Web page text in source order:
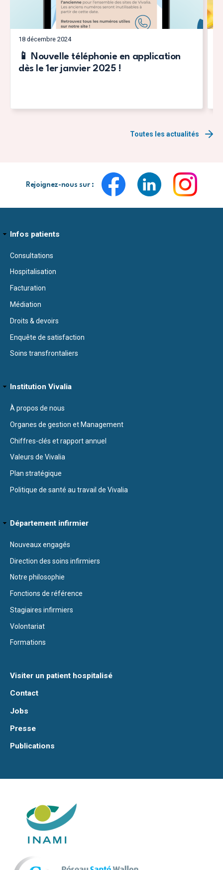
18 décembre 2024
📱 Nouvelle téléphonie en application
dès le 1er janvier 2025 !
Toutes les actualités
Rejoignez-nous sur :
Infos patients
Consultations
Hospitalisation
Facturation
Médiation
Droits & devoirs
Enquête de satisfaction
Soins transfrontaliers
Institution Vivalia
À propos de nous
Organes de gestion et Management
Chiffres-clés et rapport annuel
Valeurs de Vivalia
Plan stratégique
Politique de santé au travail de Vivalia
Département infirmier
Nouveaux engagés
Direction des soins infirmiers
Notre philosophie
Fonctions de référence
Stagiaires infirmiers
Volontariat
Formations
Visiter un patient hospitalisé
Contact
Jobs
Presse
Publications